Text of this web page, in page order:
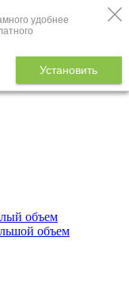
удобнее
Установить
объем
объем